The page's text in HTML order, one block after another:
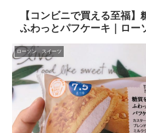
【コンビニで買える至福】
ふわっとパフケーキ｜ロー
ローソン スイーツ